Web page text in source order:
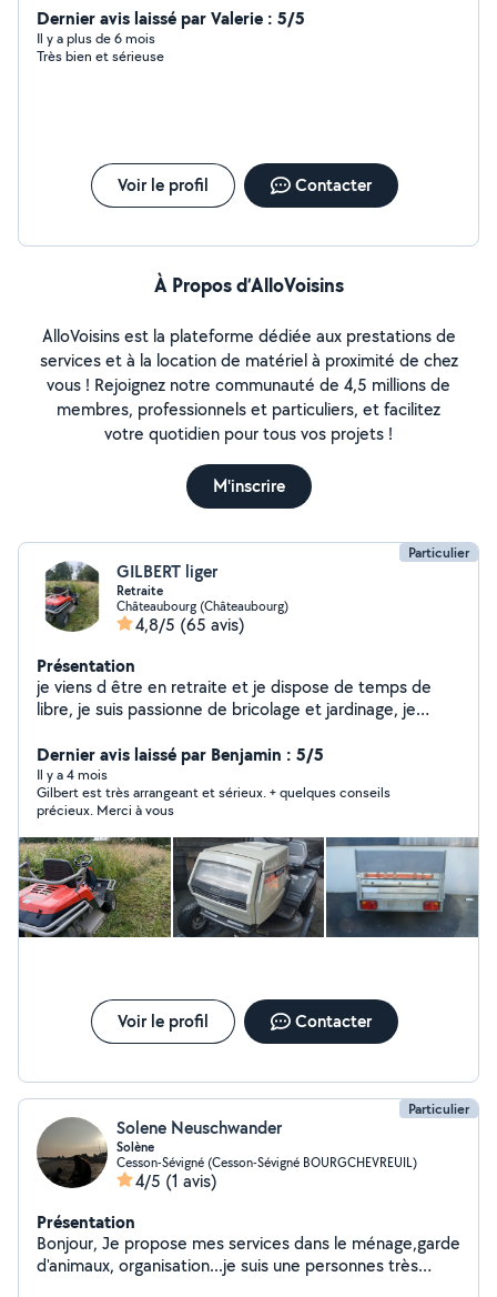
Dernier avis laissé par Valerie : 5/5
Il y a plus de 6 mois
Très bien et sérieuse
Voir le profil Contacter
À Propos d’AlloVoisins
AlloVoisins est la plateforme dédiée aux prestations de
services et à la location de matériel à proximité de chez
vous ! Rejoignez notre communauté de 4,5 millions de
membres, professionnels et particuliers, et facilitez
votre quotidien pour tous vos projets !
M'inscrire
Particulier
GILBERT liger
Retraite
Châteaubourg (Châteaubourg)
4,8/5 (65 avis)
Présentation
je viens d être en retraite et je dispose de temps de
libre, je suis passionne de bricolage et jardinage, je
service, je dispose d une remorque de 500KG,grande
caisse, basculante, rehausses, équiper d un porte moto
, tronçonneuse a bois, tondeuse thermique et
électrique, coffre de toit, ,karcher ,tracteur tondeuse,
motobineuse thermique, bétonnière électrique, broyeur
a végétaux électrique, , rouleau et semoir a gazon, ,
perceuse bochs a batterie ,tronçonneuse a bois
électrique, ,ponceuse,rabotteuse, scie circulaire, poste
a souder, je peut tondre votre pelouse avec mon
,bois et champ avec une autoportée débroussailleuse
Dernier avis laissé par Benjamin : 5/5
Il y a 4 mois
Gilbert est très arrangeant et sérieux. + quelques conseils
précieux. Merci à vous
Voir le profil Contacter
Particulier
Solene Neuschwander
Solène
Cesson-Sévigné (Cesson-Sévigné BOURGCHEVREUIL)
4/5 (1 avis)
Présentation
Bonjour, Je propose mes services dans le ménage,garde
d'animaux, organisation...je suis une personnes très